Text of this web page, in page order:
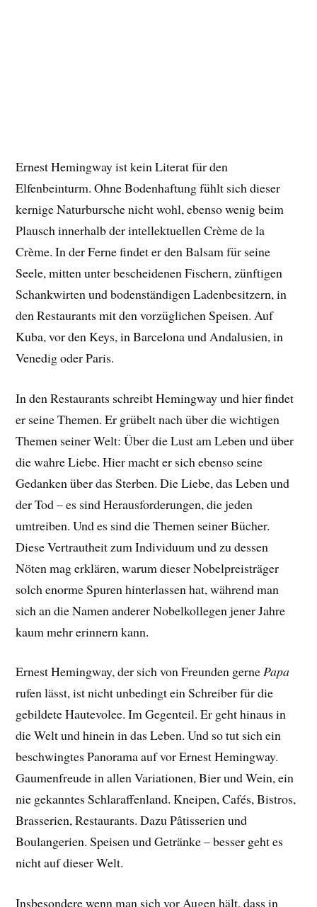
Ernest Hemingway ist kein Literat für den
Elfenbeinturm. Ohne Bodenhaftung fühlt sich dieser
kernige Naturbursche nicht wohl, ebenso wenig beim
Plausch innerhalb der intellektuellen Crème de la
Crème. In der Ferne findet er den Balsam für seine
Seele, mitten unter bescheidenen Fischern, zünftigen
Schankwirten und bodenständigen Ladenbesitzern, in
den Restaurants mit den vorzüglichen Speisen. Auf
Kuba, vor den Keys, in Barcelona und Andalusien, in
Venedig oder Paris.
In den Restaurants schreibt Hemingway und hier findet
er seine Themen. Er grübelt nach über die wichtigen
Themen seiner Welt: Über die Lust am Leben und über
die wahre Liebe. Hier macht er sich ebenso seine
Gedanken über das Sterben. Die Liebe, das Leben und
der Tod – es sind Herausforderungen, die jeden
umtreiben. Und es sind die Themen seiner Bücher.
Diese Vertrautheit zum Individuum und zu dessen
Nöten mag erklären, warum dieser Nobelpreisträger
solch enorme Spuren hinterlassen hat, während man
sich an die Namen anderer Nobelkollegen jener Jahre
kaum mehr erinnern kann.
Ernest Hemingway, der sich von Freunden gernePapa
rufen lässt, ist nicht unbedingt ein Schreiber für die
gebildete Hautevolee. Im Gegenteil. Er geht hinaus in
die Welt und hinein in das Leben. Und so tut sich ein
beschwingtes Panorama auf vor Ernest Hemingway.
Gaumenfreude in allen Variationen, Bier und Wein, ein
nie gekanntes Schlaraffenland. Kneipen, Cafés, Bistros,
Brasserien, Restaurants. Dazu Pâtisserien und
Boulangerien. Speisen und Getränke – besser geht es
nicht auf dieser Welt.
Insbesondere wenn man sich vor Augen hält, dass in